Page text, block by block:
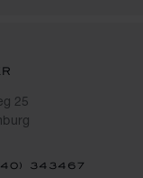
25
343467